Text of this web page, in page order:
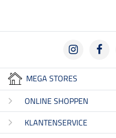
MEGA STORES
ONLINE SHOPPEN
KLANTENSERVICE